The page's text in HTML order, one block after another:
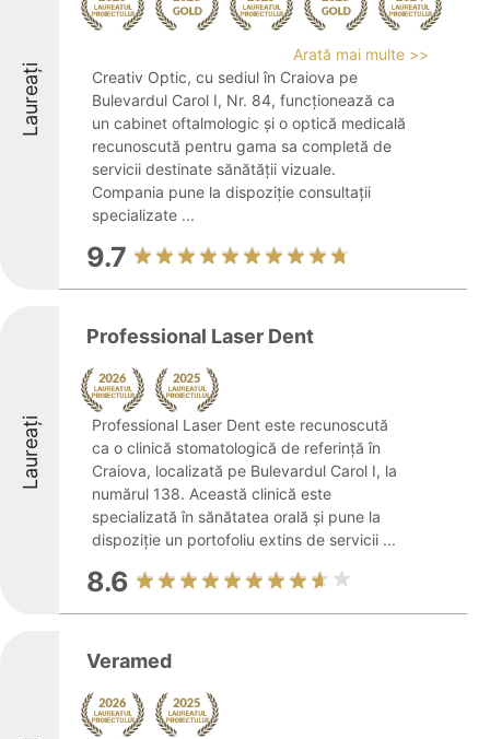
Laureați
Arată mai multe >>
Creativ Optic, cu sediul în Craiova pe
Bulevardul Carol I, Nr. 84, funcționează ca
un cabinet oftalmologic și o optică medicală
recunoscută pentru gama sa completă de
servicii destinate sănătății vizuale.
Compania pune la dispoziție consultații
specializate ...
9.7
Laureați
Professional Laser Dent
Professional Laser Dent este recunoscută
ca o clinică stomatologică de referință în
Craiova, localizată pe Bulevardul Carol I, la
numărul 138. Această clinică este
specializată în sănătatea orală și pune la
dispoziție un portofoliu extins de servicii ...
8.6
Veramed